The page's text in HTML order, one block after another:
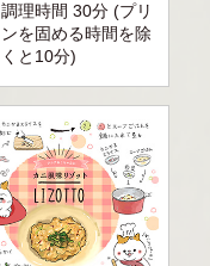
調理時間 30分 (プリ
ンを固める時間を除
くと10分)